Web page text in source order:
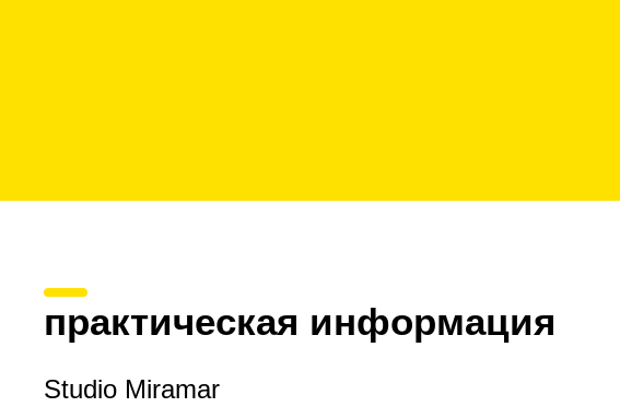
практическая информация
Studio Miramar